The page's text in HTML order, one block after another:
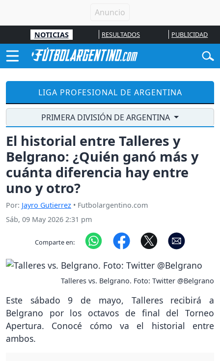
NOTICIAS RESULTADOS PUBLICIDAD
LIGA PROFESIONAL DE ARGENTINA
PRIMERA DIVISIÓN DE ARGENTINA
El historial entre Talleres y
Belgrano: ¿Quién ganó más y
cuánta diferencia hay entre
uno y otro?
Por: Jayro Gutierrez • Futbolargentino.com
Sáb, 09 May 2026 2:31 pm
Comparte en:
Talleres vs. Belgrano. Foto: Twitter @Belgrano
Este sábado 9 de mayo, Talleres recibirá a
Belgrano por los octavos de final del Torneo
Apertura. Conocé cómo va el historial entre
ambos.